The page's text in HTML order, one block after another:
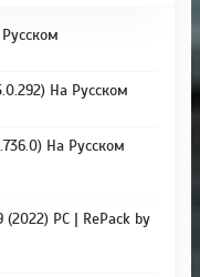
На Русском
На Русском
PC | RePack by